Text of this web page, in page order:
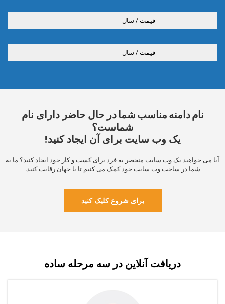
قیمت / سال
قیمت / سال
نام دامنه مناسب شمادر حال حاضر دارای نام
شماست؟
یک وب سایت برای آن ایجاد کنید!
آیا می خواهید یک وب سایت منحصر به فرد برای کسب و کار خود ایجاد کنید؟ ما به
شما در ساخت وب سایت خود کمک می کنیم تا با جهان رقابت کنید.
برای شروع کلیک کنید
دریافت آنلاین در سه مرحله ساده